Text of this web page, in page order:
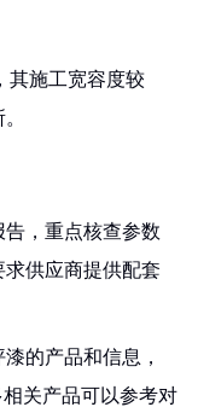
其施工宽容度较
，重点核查参数
供应商提供配套
的产品和信息，
关产品可以参考对